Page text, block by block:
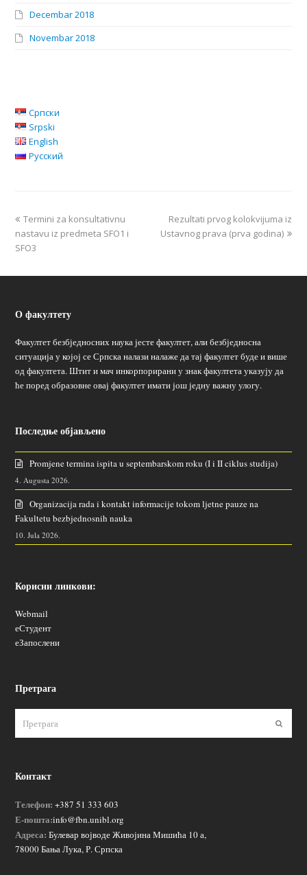
Decembar 2018
Novembar 2018
Српски
Srpski
English
Русский
Termini za konsultativnu
nastavu iz predmeta SFO1 i
SFO3
Rezultati prvog kolokvijuma iz
Ustavnog prava (prva godina)
О факултету
Факултет безбједносних наука јесте факултет, али безбједносна
ситуација у којој се Српска налази налаже да тај факултет буде и више
од факултета. Штит и мач инкорпорирани у знак факултета указују да
ће поред образовне овај факултет имати још једну важну улогу.
Последње објављено
Promjene termina ispita u septembarskom roku (I i II ciklus studija)
4. Augusta 2026.
Organizacija rada i kontakt informacije tokom ljetne pauze na
Fakultetu bezbjednosnih nauka
10. Jula 2026.
Корисни линкови:
Webmail
еСтудент
еЗапослени
Претрага
Контакт
Телефон: +387 51 333 603
Е-пошта:info@fbn.unibl.org
Адреса: Булевар војводе Живојина Мишића 10 а,
78000 Бања Лука, Р. Српска